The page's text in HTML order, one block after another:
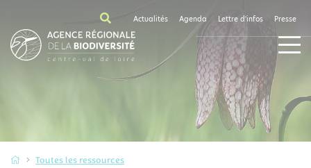
Actualités Agenda Lettre d'infos Presse
Toutes les ressources